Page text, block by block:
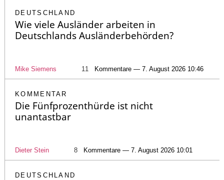
DEUTSCHLAND
Wie viele Ausländer arbeiten in
Deutschlands Ausländerbehörden?
Mike Siemens 11 Kommentare — 7. August 2026 10:46
KOMMENTAR
Die Fünfprozenthürde ist nicht
unantastbar
Dieter Stein 8 Kommentare — 7. August 2026 10:01
DEUTSCHLAND